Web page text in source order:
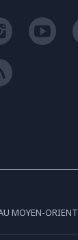
MOYEN-ORIENT